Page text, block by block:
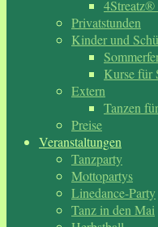
4Streatz®
Privatstunden
Kinder und
Kurse für
Extern
Tanzen
Preise
Veranstaltungen
Tanzparty
Mottopartys
Linedance-Party
Tanz in den Mai